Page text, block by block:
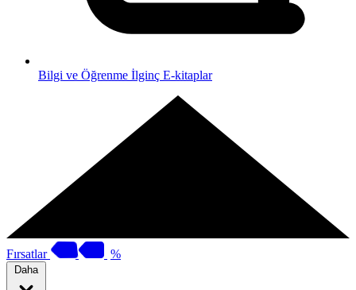
Bilgi ve Öğrenme İlginç E-kitaplar
Fırsatlar %
Daha